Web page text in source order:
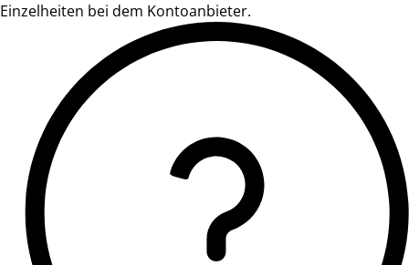
Einzelheiten bei dem Kontoanbieter.